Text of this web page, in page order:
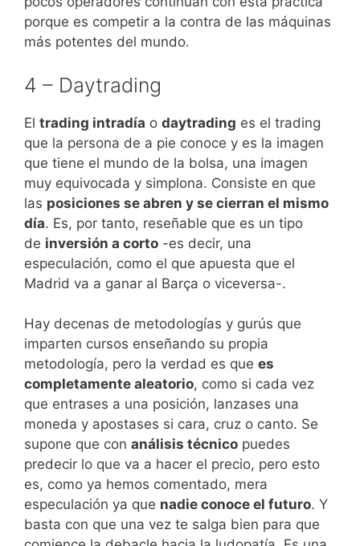
porque es competir a la contra de las máquinas
más potentes del mundo.
4 – Daytrading
El trading intradía o daytrading es el trading
que la persona de a pie conoce y es la imagen
que tiene el mundo de la bolsa, una imagen
muy equivocada y simplona. Consiste en que
las posiciones se abren y se cierran el mismo
día. Es, por tanto, reseñable que es un tipo
de inversión a corto -es decir, una
especulación, como el que apuesta que el
Madrid va a ganar al Barça o viceversa-.
Hay decenas de metodologías y gurús que
imparten cursos enseñando su propia
metodología, pero la verdad es que es
completamente aleatorio, como si cada vez
que entrases a una posición, lanzases una
moneda y apostases si cara, cruz o canto. Se
supone que con análisis técnico puedes
predecir lo que va a hacer el precio, pero esto
es, como ya hemos comentado, mera
especulación ya que nadie conoce el futuro. Y
basta con que una vez te salga bien para que